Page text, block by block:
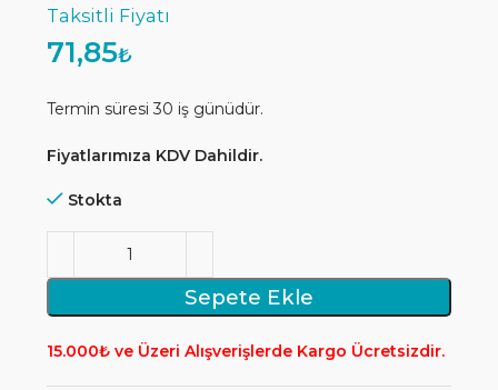
71,85₺
Termin süresi 30 iş günüdür.
Fiyatlarımıza KDV Dahildir.
Stokta
Sepete Ekle
15.000₺ ve Üzeri Alışverişlerde Kargo Ücretsizdir.